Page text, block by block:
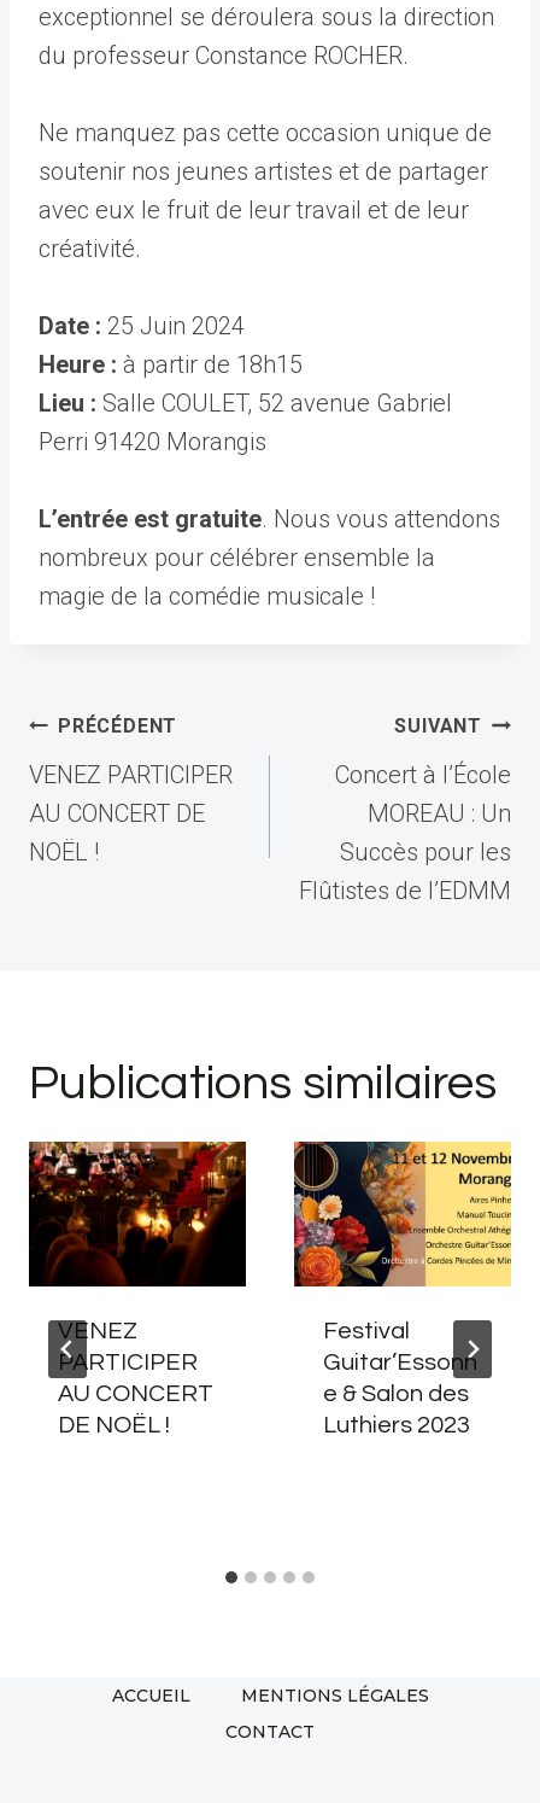
exceptionnel se déroulera sous la direction
du professeur Constance ROCHER.
Ne manquez pas cette occasion unique de
soutenir nos jeunes artistes et de partager
avec eux le fruit de leur travail et de leur
créativité.
Date : 25 Juin 2024
Heure : à partir de 18h15
Lieu : Salle COULET, 52 avenue Gabriel
Perri 91420 Morangis
L’entrée est gratuite. Nous vous attendons
nombreux pour célébrer ensemble la
magie de la comédie musicale !
Navigation
de
l’article
PRÉCÉDENT
VENEZ PARTICIPER
AU CONCERT DE
NOËL !
SUIVANT
Concert à l’École
MOREAU : Un
Succès pour les
Flûtistes de l’EDMM
Publications similaires
VENEZ
PARTICIPER
AU CONCERT
DE NOËL !
Festival
Guitar’Essonn
e & Salon des
Luthiers 2023
ACCUEIL
MENTIONS LÉGALES
CONTACT